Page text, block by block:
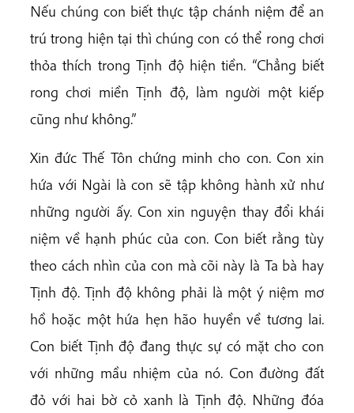
Nếu chúng con biết thực tập chánh niệm để an
trú trong hiện tại thì chúng con có thể rong chơi
thỏa thích trong Tịnh độ hiện tiền. “Chẳng biết
rong chơi miền Tịnh độ, làm người một kiếp
cũng như không.”
Xin đức Thế Tôn chứng minh cho con. Con xin
hứa với Ngài là con sẽ tập không hành xử như
những người ấy. Con xin nguyện thay đổi khái
niệm về hạnh phúc của con. Con biết rằng tùy
theo cách nhìn của con mà cõi này là Ta bà hay
Tịnh độ. Tịnh độ không phải là một ý niệm mơ
hồ hoặc một hứa hẹn hão huyền về tương lai.
Con biết Tịnh độ đang thực sự có mặt cho con
với những mầu nhiệm của nó. Con đường đất
đỏ với hai bờ cỏ xanh là Tịnh độ. Những đóa